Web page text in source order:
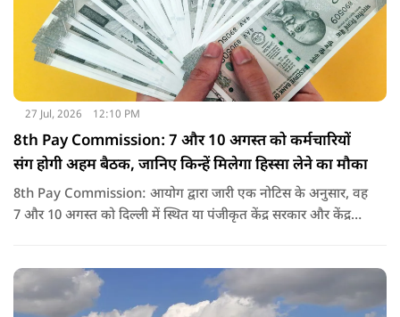
27 Jul, 2026 12:10 PM
8th Pay Commission: 7 और 10 अगस्त को कर्मचारियों
संग होगी अहम बैठक, जानिए किन्हें मिलेगा हिस्सा लेने का मौका
8th Pay Commission: आयोग द्वारा जारी एक नोटिस के अनुसार, वह
7 और 10 अगस्त को दिल्ली में स्थित या पंजीकृत केंद्र सरकार और केंद्र